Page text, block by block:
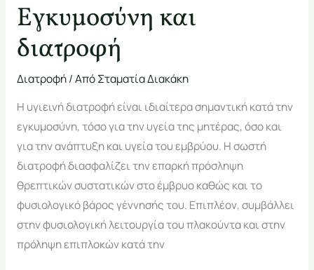
Εγκυμοσύνη και
διατροφή
Διατροφή/ ΑπόΣταματία Διακάκη
Η υγιεινή διατροφή είναι ιδιαίτερα σημαντική κατά την
εγκυμοσύνη, τόσο για την υγεία της μητέρας, όσο και
για την ανάπτυξη και υγεία του εμβρύου. Η σωστή
διατροφή διασφαλίζει την επαρκή πρόσληψη
θρεπτικών συστατικών στο έμβρυο καθώς και το
φυσιολογικό βάρος γέννησής του. Επιπλέον, συμβάλλει
στην φυσιολογική λειτουργία του πλακούντα και στην
πρόληψη επιπλοκών κατά την